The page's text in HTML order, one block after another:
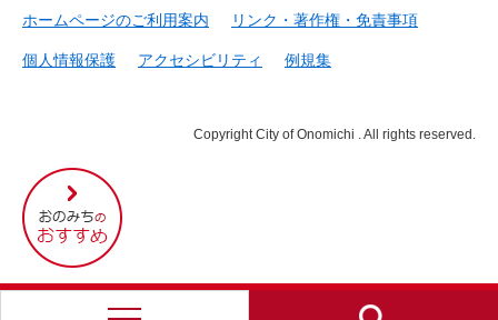
尾
道
市
の
す
ホームページのご利用案内 リンク・著作権・免責事項
個人情報保護 アクセシビリティ 例規集
Copyright City of Onomichi . All rights reserved.